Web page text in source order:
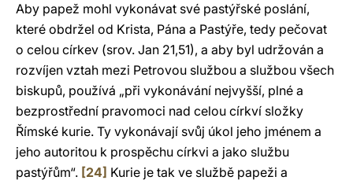
Aby papež mohl vykonávat své pastýřské poslání,
které obdržel od Krista, Pána a Pastýře, tedy pečovat
o celou církev (srov. Jan 21,51), a aby byl udržován a
rozvíjen vztah mezi Petrovou službou a službou všech
biskupů, používá „při vykonávání nejvyšší, plné a
bezprostřední pravomoci nad celou církví složky
Římské kurie. Ty vykonávají svůj úkol jeho jménem a
jeho autoritou k prospěchu církvi a jako službu
pastýřům“. [24] Kurie je tak ve službě papeži a